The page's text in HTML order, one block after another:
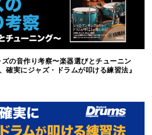
の音作り考察〜楽器選びとチューニン
確実にジャズ・ドラムが叩ける練習法』